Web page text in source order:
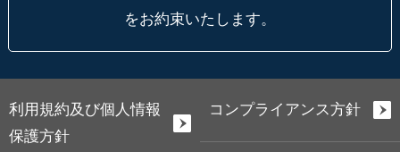
をお約束いたします。
利用規約及び個人情報
保護方針
コンプライアンス方針